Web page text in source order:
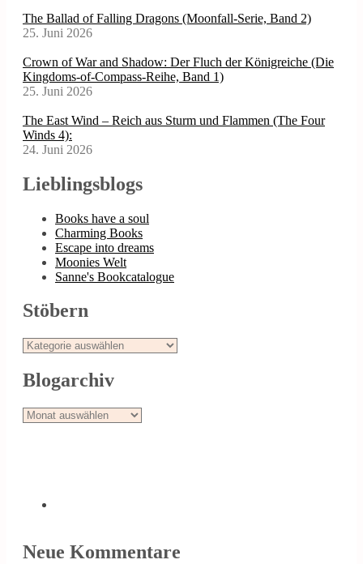
The Ballad of Falling Dragons (Moonfall-Serie, Band 2)
25. Juni 2026
Crown of War and Shadow: Der Fluch der Königreiche (Die
Kingdoms-of-Compass-Reihe, Band 1)
25. Juni 2026
The East Wind – Reich aus Sturm und Flammen (The Four
Winds 4):
24. Juni 2026
Lieblingsblogs
Books have a soul
Charming Books
Escape into dreams
Moonies Welt
Sanne's Bookcatalogue
Stöbern
Stöbern
Blogarchiv
Blogarchiv
Neue Kommentare